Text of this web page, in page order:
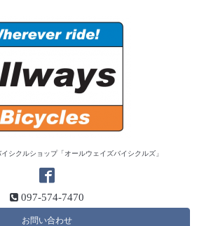
シクルショップ「オールウェイズバイシクルズ」
097-574-7470
お問い合わせ